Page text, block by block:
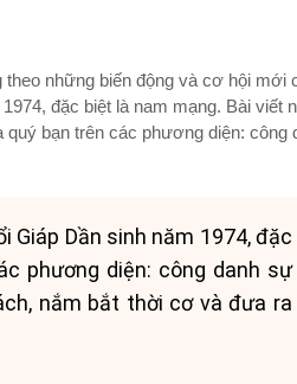
những biến động và cơ hội mới
đặc biệt là nam mạng. Bài viết
bạn trên các phương diện: công
Giáp Dần sinh năm 1974, đặc
phương diện: công danh sự
nắm bắt thời cơ và đưa ra